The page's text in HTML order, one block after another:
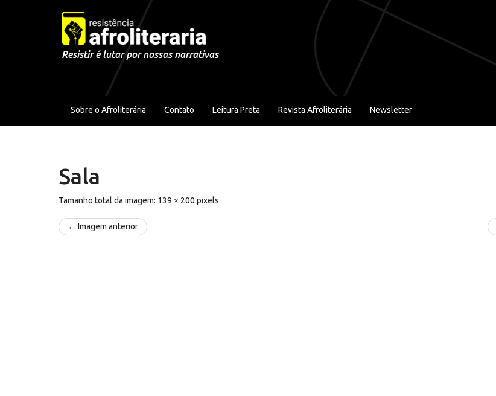
Pular para o conteúdo
Resistir é lutar por nossas narrativas
Sobre o Afroliterária Contato Leitura Preta Revista Afroliterária Newsletter
Sala
Tamanho total da imagem: 139 × 200 pixels
← Imagem anterior